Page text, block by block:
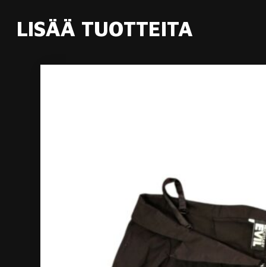
LISÄÄ TUOTTEITA